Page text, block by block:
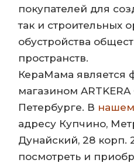
покупателей для
так и строительных
обустройства
пространств.
КераМама
магазином ARTKERA
Петербурге. В
адресу Купчино,
Дунайский, 28 корп.
посмотреть и